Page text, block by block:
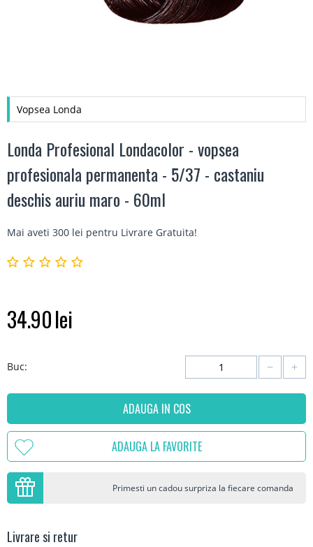
Vopsea Londa
Londa Profesional Londacolor - vopsea
profesionala permanenta - 5/37 - castaniu
deschis auriu maro - 60ml
Mai aveti 300 lei pentru Livrare Gratuita!
34.90lei
Buc: +
−
ADAUGA IN COS
ADAUGA LA FAVORITE
Primesti un cadou surpriza la fiecare comanda
Livrare si retur